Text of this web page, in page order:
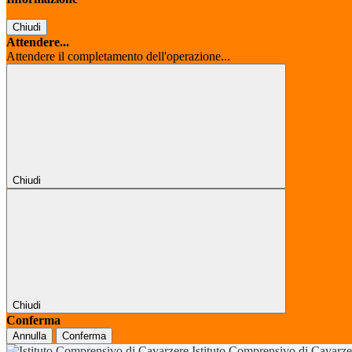
Chiudi
Attendere...
Attendere il completamento dell'operazione...
Chiudi
Chiudi
Conferma
Annulla Conferma